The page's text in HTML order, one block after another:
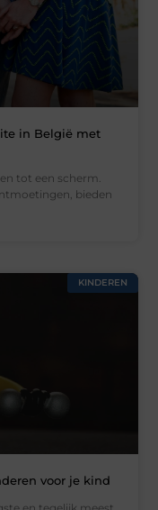
in België met
tot een scherm.
bieden
KINDEREN
voor je kind